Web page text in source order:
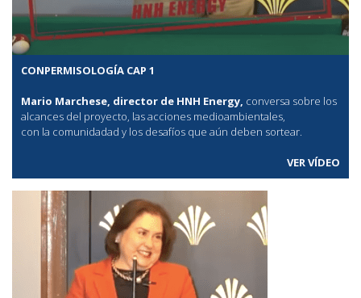
CONPERMISOLOGÍA CAP 1
Mario Marchese, director de HNH Energy, conversa sobre los
alcances del proyecto, las acciones medioambientales,
con la comunidadad y los desafíos que aún deben sortear.
VER VÍDEO